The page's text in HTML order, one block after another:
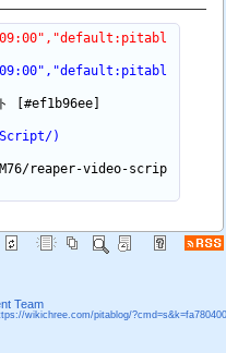
Script/)
reaper-video-scrip
Team
wikichree.com/pitablog/